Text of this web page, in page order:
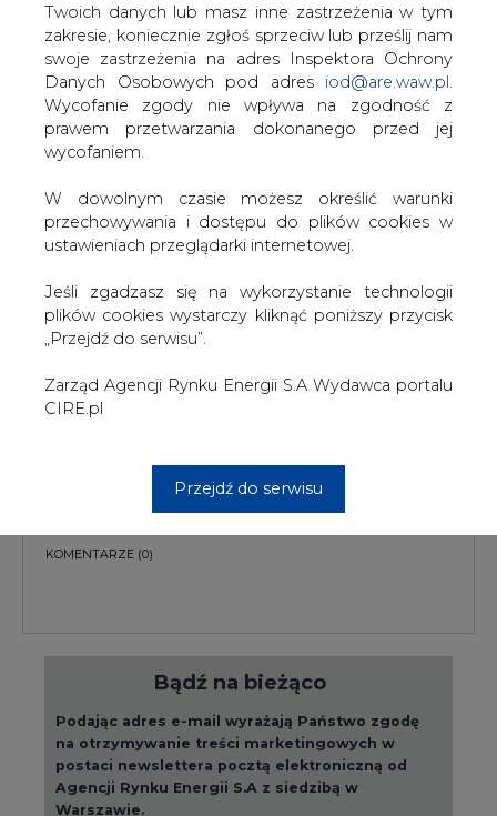
Twoich danych lub masz inne zastrzeżenia w tym
zakresie, koniecznie zgłoś sprzeciw lub prześlij nam
swoje zastrzeżenia na adres Inspektora Ochrony
Danych Osobowych pod adres iod@are.waw.pl
Wycofanie zgody nie wpływa na zgodność z
prawem przetwarzania dokonanego przed jej
wycofaniem.
W dowolnym czasie możesz określić warunki
przechowywania i dostępu do plików cookies w
ustawieniach przeglądarki internetowej.
Jeśli zgadzasz się na wykorzystanie technologii
plików cookies wystarczy kliknąć poniższy przycisk
„Przejdź do serwisu”.
Zarząd Agencji Rynku Energii S.A Wydawca portalu
CIRE.pl
Przejdź do serwisu
KOMENTARZE
TREŚĆ KOMENTARZA
PODPIS
Przesłanie komentarza oznacza akceptację zasad korzystania z portalu
KOMENTARZE (0)
Bądź na bieżąco
Podając adres e-mail wyrażają Państwo zgodę
na otrzymywanie treści marketingowych w
postaci newslettera pocztą elektroniczną od
Agencji Rynku Energii S.A z siedzibą w
Warszawie.